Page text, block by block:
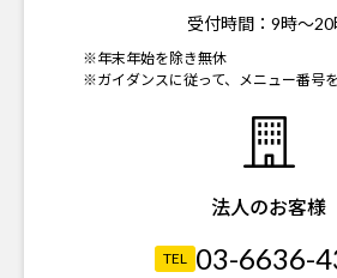
受付時間： 9時～20
※年末年始を除き無休
※ガイダンスに従って、メニュー番号
法人のお客様
TEL 03-6636-